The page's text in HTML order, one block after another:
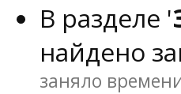
В разделе '
найдено
заняло